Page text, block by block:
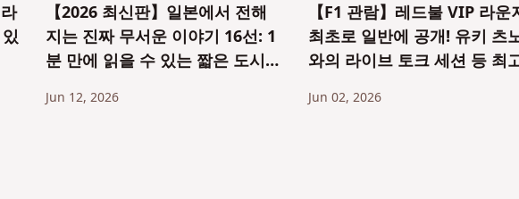
【2026 최신판】일본에서 전해
지는 진짜 무서운 이야기 16선: 1
분 만에 읽을 수 있는 짧은 도시전
넷 괴담까지
Jun 12, 2026
【F1 관람】레드불 VIP 라운
최초로 일반에 공개! 유키 츠
와의 라이브 토크 세션 등 최
Jun 02, 2026